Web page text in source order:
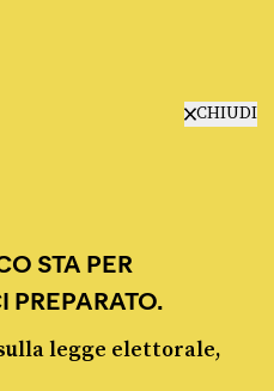
CHIUDI
STA PER
PREPARATO.
legge elettorale,
2012 - 2026